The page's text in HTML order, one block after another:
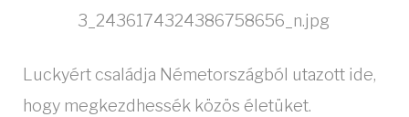
Luckyért családja Németországból utazott ide,
hogy megkezdhessék közös életüket.